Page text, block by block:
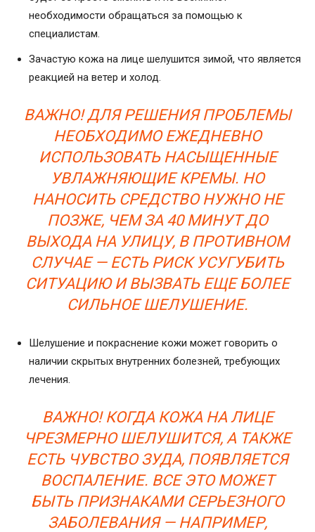
необходимости обращаться за помощью к
специалистам.
Зачастую кожа на лице шелушится зимой, что является
реакцией на ветер и холод.
ВАЖНО! ДЛЯ РЕШЕНИЯ ПРОБЛЕМЫ
НЕОБХОДИМО ЕЖЕДНЕВНО
ИСПОЛЬЗОВАТЬ НАСЫЩЕННЫЕ
УВЛАЖНЯЮЩИЕ КРЕМЫ. НО
НАНОСИТЬ СРЕДСТВО НУЖНО НЕ
ПОЗЖЕ, ЧЕМ ЗА 40 МИНУТ ДО
ВЫХОДА НА УЛИЦУ, В ПРОТИВНОМ
СЛУЧАЕ — ЕСТЬ РИСК УСУГУБИТЬ
СИТУАЦИЮ И ВЫЗВАТЬ ЕЩЕ БОЛЕЕ
СИЛЬНОЕ ШЕЛУШЕНИЕ.
Шелушение и покраснение кожи может говорить о
наличии скрытых внутренних болезней, требующих
лечения.
ВАЖНО! КОГДА КОЖА НА ЛИЦЕ
ЧРЕЗМЕРНО ШЕЛУШИТСЯ, А ТАКЖЕ
ЕСТЬ ЧУВСТВО ЗУДА, ПОЯВЛЯЕТСЯ
ВОСПАЛЕНИЕ. ВСЕ ЭТО МОЖЕТ
БЫТЬ ПРИЗНАКАМИ СЕРЬЕЗНОГО
ЗАБОЛЕВАНИЯ — НАПРИМЕР,